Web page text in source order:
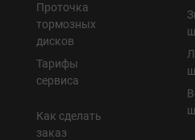
Проточка
тормозных
дисков
Тарифы
сервиса
Как сделать
заказ
Тараз
Темиртау